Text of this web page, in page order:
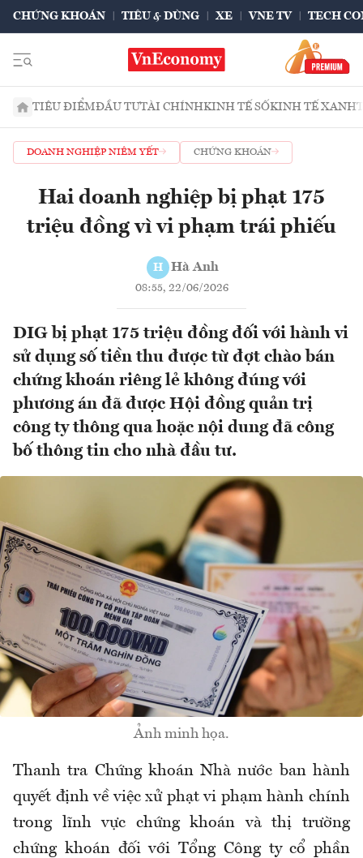
CHỨNG KHOÁN TIÊU & DÙNG XE VNE TV TECH
TIÊU ĐIỂMĐẦU TƯTÀI CHÍNHKINH TẾ SỐKINH TẾ XANH
DOANH NGHIỆP NIÊM YẾT CHỨNG KHOÁN
Hai doanh nghiệp bị phạt 175
triệu đồng vì vi phạm trái phiếu
H Hà Anh
08:55, 22/06/2026
DIG bị phạt 175 triệu đồng đối với hành vi
sử dụng số tiền thu được từ đợt chào bán
chứng khoán riêng lẻ không đúng với
phương án đã được Hội đồng quản trị
công ty thông qua hoặc nội dung đã công
bố thông tin cho nhà đầu tư.
Ảnh minh họa.
Thanh tra Chứng khoán Nhà nước ban hành
quyết định về việc xử phạt vi phạm hành chính
trong lĩnh vực chứng khoán và thị trường
chứng khoán đối với Tổng Công ty cổ phần